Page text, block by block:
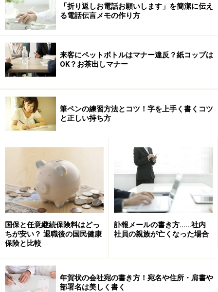
「折り返しお電話お願いします」を簡潔に伝え
る電話伝言メモの作り方
来客にペットボトルはマナー違反？紙コップは
OK？お茶出しマナー
筆ペンの練習方法とコツ！字を上手く書くコツ
と正しい持ち方
国保と任意継続保険料はどっ
ちが安い？ 退職後の国民健康
保険と比較
訃報メールの書き方……社内
社員の親族が亡くなった場合
年賀状の会社宛の書き方！宛名や住所・肩書や
部署名は美しく書く